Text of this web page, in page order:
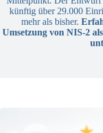
künftig über 29.000
mehr als bisher.
Umsetzung von NIS-2 als